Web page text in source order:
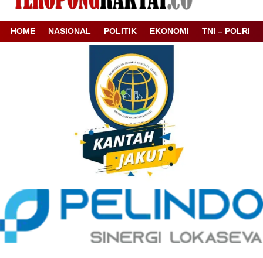
HOME NASIONAL POLITIK EKONOMI TNI – POLRI